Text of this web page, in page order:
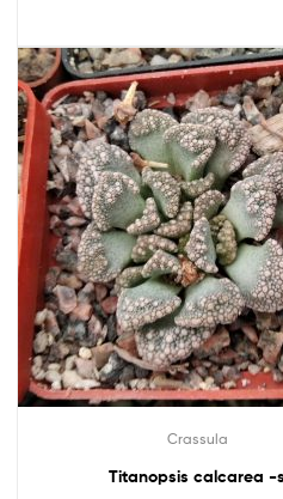
Crassula
Titanopsis calcarea -s